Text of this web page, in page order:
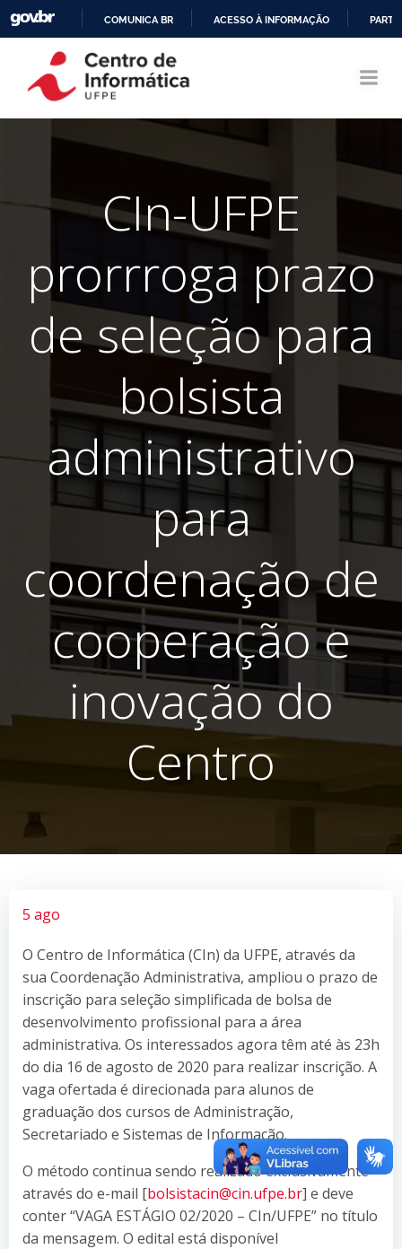
CONTEÚDO
COMUNICA BR ACESSO À INFORMAÇÃO
CIn-UFPE
prorrroga prazo
de seleção para
bolsista
administrativo
para
coordenação de
cooperação e
inovação do
Centro
5 ago
O Centro de Informática (CIn) da UFPE, através da
sua Coordenação Administrativa, ampliou o prazo de
inscrição para seleção simplificada de bolsa de
desenvolvimento profissional para a área
administrativa. Os interessados agora têm até às 23h
do dia 16 de agosto de 2020 para realizar inscrição. A
vaga ofertada é direcionada para alunos de
graduação dos cursos de Administração,
Secretariado e Sistemas de Informação.
O método continua sendo realizado exclusivamente
através do e-mail [bolsistacin@cin.ufpe.br] e deve
conter “VAGA ESTÁGIO 02/2020 – CIn/UFPE” no título
da mensagem. O edital está disponível